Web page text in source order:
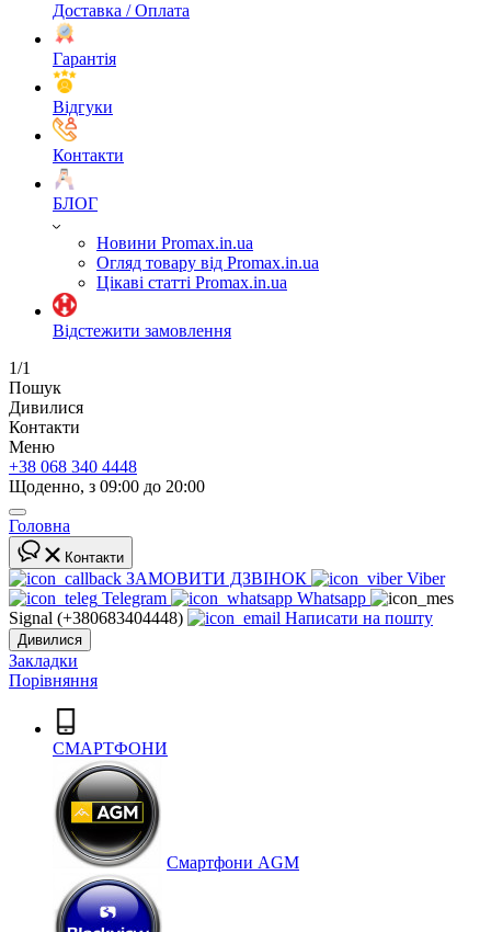
Доставка / Оплата
Гарантія
Відгуки
Контакти
БЛОГ
Новини Promax.in.ua
Огляд товару від Promax.in.ua
Цікаві статті Promax.in.ua
Відстежити замовлення
1/1
Пошук
Дивилися
Контакти
Меню
+38 068 340 4448
Щоденно, з 09:00 до 20:00
Головна
Контакти
ЗАМОВИТИ ДЗВІНОК
Viber
Telegram
Whatsapp
Signal (+380683404448)
Написати на пошту
Дивилися
Закладки
Порівняння
СМАРТФОНИ
Cмартфони AGM